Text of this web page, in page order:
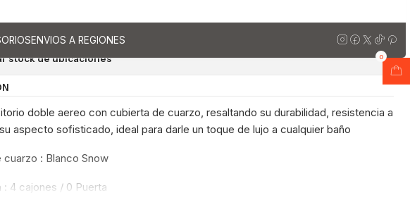
ENVIOS A REGIONES
0
stock de ubicaciones
doble aereo con cubierta de cuarzo, resaltando su durabilidad, resistencia a
aspecto sofisticado, ideal para darle un toque de lujo a cualquier baño
cuarzo : Blanco Snow
: 4 cajones / 0 Puerta